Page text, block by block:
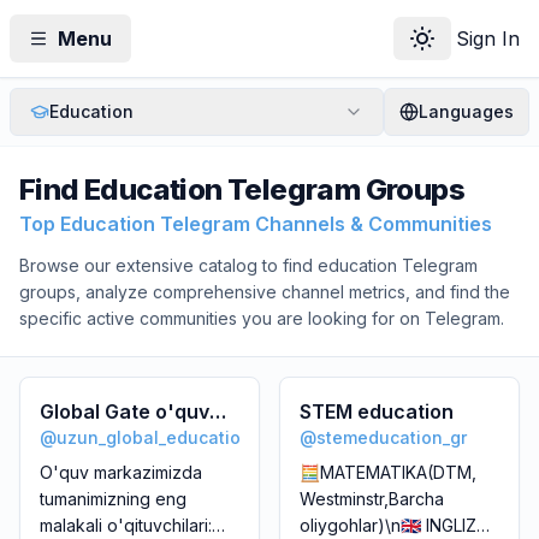
Menu Toggle theme
Sign In
Education Languages
Find Education Telegram Groups
Top Education Telegram Channels & Communities
Browse our extensive catalog to find education Telegram
groups, analyze comprehensive channel metrics, and find the
specific active communities you are looking for on Telegram.
Global Gate o'quv
markazi
@uzun_global_education
O'quv markazimizda
tumanimizning eng
malakali o'qituvchilari:
STEM education
@stemeducation_gr
🧮MATEMATIKA(DTM,
Westminstr,Barcha
oliygohlar)\n🇬🇧 INGLIZ